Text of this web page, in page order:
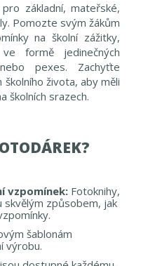
základní, mateřské,
Pomozte svým žákům
na školní zážitky,
formě jedinečných
pexes. Zachyťte
života, aby měli
školních srazech.
vzpomínek: Fotoknihy,
způsobem, jak
šablonám
výrobu.